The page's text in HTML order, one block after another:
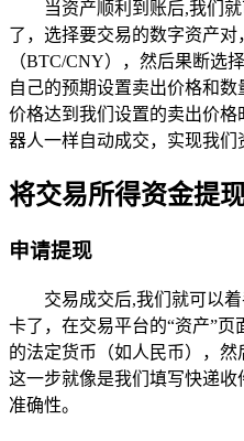
当资产顺利到账后,我们
了，选择要交易的数字资产对
（BTC/CNY），然后果断选
自己的预期设置卖出价格和
价格达到我们设置的卖出价
器人一样自动成交，实现我们
将交易所得资金提
申请提现
交易成交后,我们就可以
卡了，在交易平台的“资产”页
的法定货币（如人民币），然
这一步就像是我们填写快递
准确性。